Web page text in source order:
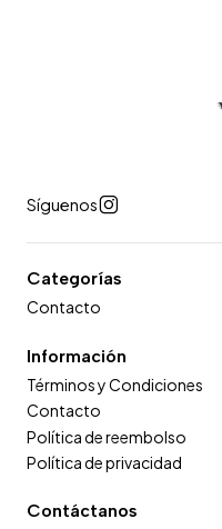
Síguenos
Categorías
Contacto
Información
Términos y Condiciones
Contacto
Política de reembolso
Política de privacidad
Contáctanos